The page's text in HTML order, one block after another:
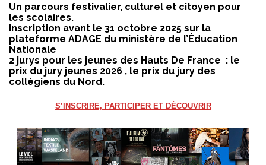
Un parcours festivalier, culturel et citoyen pour
les scolaires.
Inscription avant le 31 octobre 2025 sur la
plateforme ADAGE du ministère de l’Éducation
Nationale
2 jurys pour les jeunes des Hauts De France : le
prix du jury jeunes 2026 , le prix du jury des
collégiens du Nord.
S’INSCRIRE, PARTICIPER ET DÉCOUVRIR